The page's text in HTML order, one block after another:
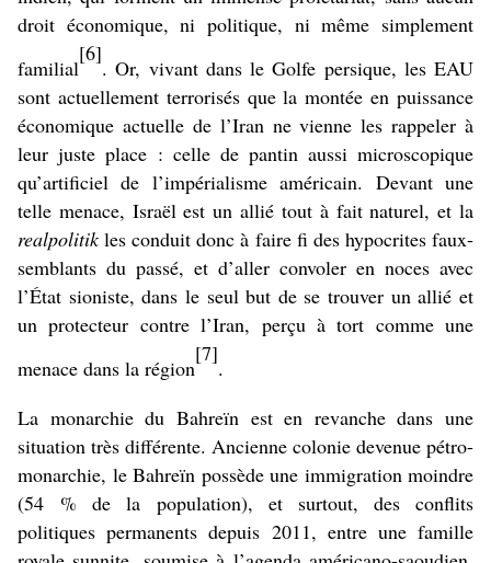
droit économique, ni politique, ni même simplement
familial
[6]
. Or, vivant dans le Golfe persique, les EAU
sont actuellement terrorisés que la montée en puissance
économique actuelle de l’Iran ne vienne les rappeler à
leur juste place : celle de pantin aussi microscopique
qu’artificiel de l’impérialisme américain. Devant une
telle menace, Israël est un allié tout à fait naturel, et la
realpolitikles conduit donc à faire fi des hypocrites faux-
semblants du passé, et d’aller convoler en noces avec
l’État sioniste, dans le seul but de se trouver un allié et
un protecteur contre l’Iran, perçu à tort comme une
menace dans la région
[7]
.
La monarchie du Bahreïn est en revanche dans une
situation très différente. Ancienne colonie devenue pétro-
monarchie, le Bahreïn possède une immigration moindre
(54 % de la population), et surtout, des conflits
politiques permanents depuis 2011, entre une famille